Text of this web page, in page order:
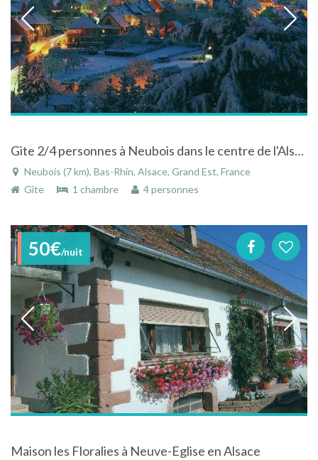
Gite 2/4 personnes à Neubois dans le centre de l'Alsace
Neubois (7 km), Bas-Rhin, Alsace, Grand Est, France
Gîte
1 chambre 4 personnes
50€/nuit
Maison les Floralies à Neuve-Eglise en Alsace